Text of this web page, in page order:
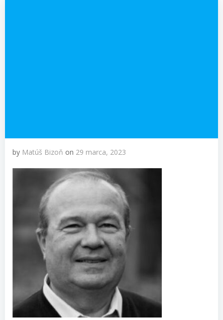
by Matúš Bizoň on 29 marca, 2023